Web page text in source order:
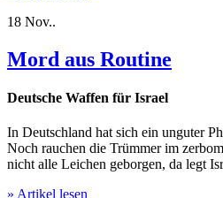
18 Nov..
Mord aus Routine
Deutsche Waffen für Israel
In Deutschland hat sich ein unguter
Noch rauchen die Trümmer im
nicht alle Leichen geborgen, da legt
» Artikel lesen